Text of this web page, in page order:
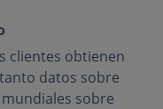
clientes obtienen
datos sobre
sobre